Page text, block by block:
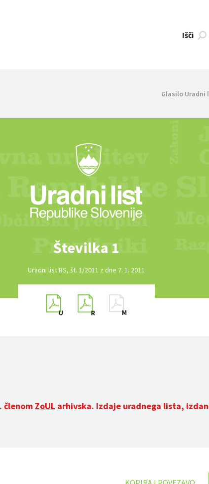
Išči
Glasilo Uradni
Številka 1
Uradni list RS, št. 1/2011 z dne 7. 1. 2011
členom ZoUL arhivska. Izdaje uradnega lista,